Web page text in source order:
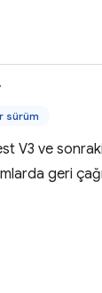
sürüm
V3 ve
geri